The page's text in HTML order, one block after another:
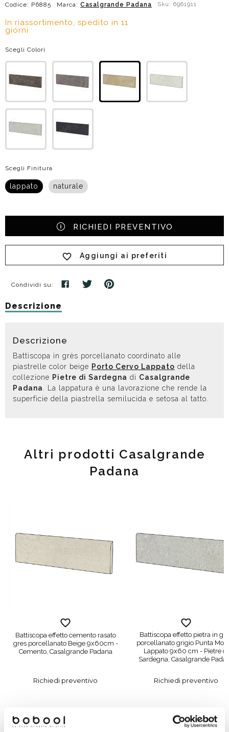
Codice: P6885 Marca: Casalgrande Padana Sku: 6961911
In riassortimento, spedito in 11
giorni
Scegli Colori
Scegli Finitura
lappato naturale
RICHIEDI PREVENTIVO
Aggiungi ai preferiti
Condividi su:
Descrizione
Descrizione
Battiscopa in grès porcellanato coordinato alle
piastrelle color beige Porto Cervo Lappato della
collezione Pietre di Sardegna di Casalgrande
Padana
. La lappatura è una lavorazione che rende la
superficie della piastrella semilucida e setosa al tatto.
Altri prodotti Casalgrande
Padana
Battiscopa effetto cemento rasato
gres porcellanato Beige 9x60cm -
Cemento, Casalgrande Padana
Richiedi preventivo
Battiscopa effetto pietra in
porcellanato grigio Punta
Lappato 9x60 cm - Pietre di
Sardegna, Casalgrande
Richiedi preventivo